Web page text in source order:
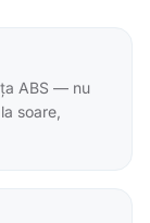
ABS — nu
soare,